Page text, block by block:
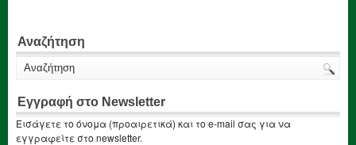
Αναζήτηση
Εγγραφή στο Newsletter
Εισάγετε το όνομα (προαιρετικά) και το e-mail σας για να
εγγραφείτε στο newsletter.